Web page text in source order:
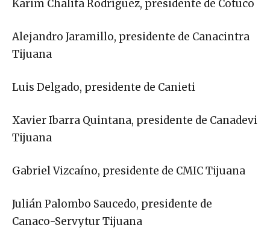
Karim Chalita Rodríguez, presidente de Cotuco
Alejandro Jaramillo, presidente de Canacintra
Tijuana
Luis Delgado, presidente de Canieti
Xavier Ibarra Quintana, presidente de Canadevi
Tijuana
Gabriel Vizcaíno, presidente de CMIC Tijuana
Julián Palombo Saucedo, presidente de
Canaco-Servytur Tijuana